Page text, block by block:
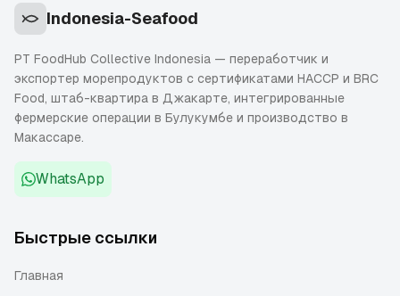
Indonesia-Seafood
PT FoodHub Collective Indonesia — переработчик и
экспортер морепродуктов с сертификатами HACCP и BRC
Food, штаб-квартира в Джакарте, интегрированные
фермерские операции в Булукумбе и производство в
Макассаре.
WhatsApp
Быстрые ссылки
Главная